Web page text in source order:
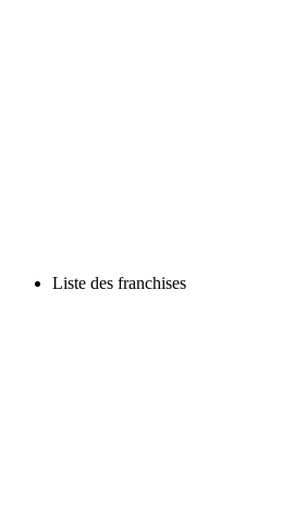
Liste des franchises